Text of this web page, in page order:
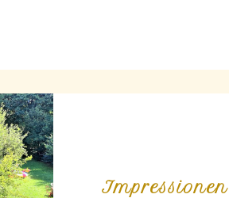
Impressionen